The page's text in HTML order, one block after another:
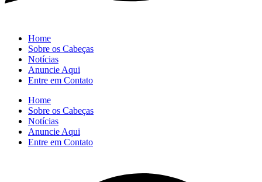
Home
Sobre os Cabeças
Notícias
Anuncie Aqui
Entre em Contato
Home
Sobre os Cabeças
Notícias
Anuncie Aqui
Entre em Contato